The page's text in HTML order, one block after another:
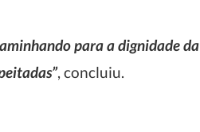
para a dignidade da
, concluiu.